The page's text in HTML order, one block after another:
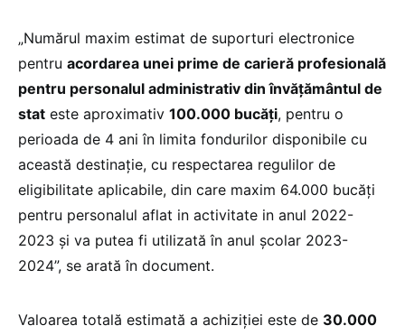
„Numărul maxim estimat de suporturi electronice
pentru acordarea unei prime de carieră profesională
pentru personalul administrativ din învăţământul de
stat este aproximativ 100.000 bucăți, pentru o
perioada de 4 ani în limita fondurilor disponibile cu
această destinație, cu respectarea regulilor de
eligibilitate aplicabile, din care maxim 64.000 bucăți
pentru personalul aflat in activitate in anul 2022-
2023 și va putea fi utilizată în anul școlar 2023-
2024”, se arată în document.
Valoarea totală estimată a achiziției este de 30.000